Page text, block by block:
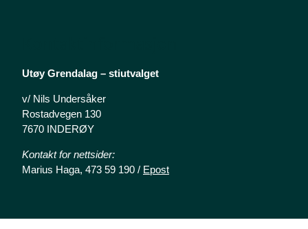
Utøy Grendalag – stiutvalget
v/ Nils Undersåker
Rostadvegen 130
7670 INDERØY
Kontakt for nettsider:
Marius Haga, 473 59 190 / Epost